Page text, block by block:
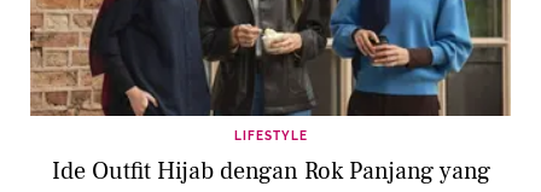
LIFESTYLE
Ide Outfit Hijab dengan Rok Panjang yang